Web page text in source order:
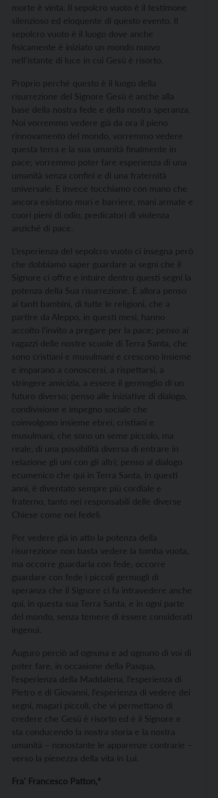
morte è vinta. Il sepolcro vuoto è il testimone
silenzioso ed eloquente di questo evento. Il
sepolcro vuoto è il luogo dove anche
fisicamente è iniziato un mondo nuovo
nell’istante di luce in cui Gesù è risorto.
Proprio perché questo è il luogo della
risurrezione del Signore Gesù è anche alla
base della nostra fede e della nostra speranza.
Noi vorremmo vedere già da ora il pieno
rinnovamento del mondo, vorremmo vedere
questa terra e la sua umanità finalmente in
pace; vorremmo poter fare esperienza di una
umanità senza confini e di una fraternità
universale. E invece tocchiamo con mano che
ancora esistono muri e barriere, mani armate e
cuori pieni di odio, predicatori di violenza
anziché di pace.
L’esperienza del sepolcro vuoto ci insegna però
che dobbiamo saper guardare ai segni che il
Signore ci offre e intuire dentro questi segni la
potenza della Sua risurrezione. E allora penso
ai tanti bambini, di tutte le religioni, che a
partire da Aleppo, in questi mesi, hanno
accolto l’invito a pregare per la pace; penso ai
ragazzi delle nostre scuole di Terra Santa, che
sono cristiani e musulmani e crescono insieme
e imparano a conoscersi, a rispettarsi, a
stringere amicizia, a essere il germoglio di un
futuro diverso; penso alle iniziative di dialogo,
condivisione e impegno sociale che
coinvolgono insieme ebrei, cristiani e
musulmani, che sono un seme piccolo, ma
reale, di una possibilità diversa di entrare in
relazione gli uni con gli altri; penso al dialogo
ecumenico che qui in Terra Santa, in questi
anni, è diventato sempre più cordiale e
fraterno, tanto nei responsabili delle diverse
Chiese come nei fedeli.
Per vedere già in atto la potenza della
risurrezione non basta vedere la tomba vuota,
ma occorre guardarla con fede, occorre
guardare con fede i piccoli germogli di
speranza che il Signore ci fa intravedere anche
qui, in questa sua Terra Santa, e in ogni parte
del mondo, senza temere di essere considerati
ingenui.
Auguro perciò ad ognuna e ad ognuno di voi di
poter fare, in occasione della Pasqua,
l’esperienza della Maddalena, l’esperienza di
Pietro e di Giovanni, l’esperienza di vedere dei
segni, magari piccoli, che vi permettano di
credere che Gesù è risorto ed è il Signore e
sta conducendo la nostra storia e la nostra
umanità – nonostante le apparenze contrarie –
verso la pienezza della vita in Lui.
Fra' Francesco Patton,*